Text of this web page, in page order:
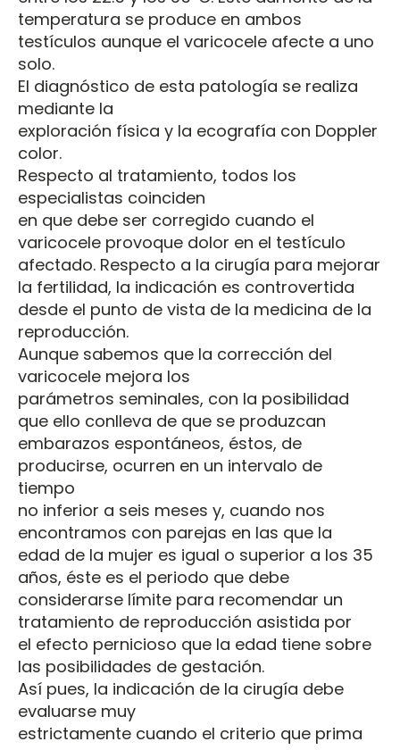
temperatura se produce en ambos
testículos aunque el varicocele afecte a uno
solo.
El diagnóstico de esta patología se realiza
mediante la
exploración física y la ecografía con Doppler
color.
Respecto al tratamiento, todos los
especialistas coinciden
en que debe ser corregido cuando el
varicocele provoque dolor en el testículo
afectado. Respecto a la cirugía para mejorar
la fertilidad, la indicación es controvertida
desde el punto de vista de la medicina de la
reproducción.
Aunque sabemos que la corrección del
varicocele mejora los
parámetros seminales, con la posibilidad
que ello conlleva de que se produzcan
embarazos espontáneos, éstos, de
producirse, ocurren en un intervalo de
tiempo
no inferior a seis meses y, cuando nos
encontramos con parejas en las que la
edad de la mujer es igual o superior a los 35
años, éste es el periodo que debe
considerarse límite para recomendar un
tratamiento de reproducción asistida por
el efecto pernicioso que la edad tiene sobre
las posibilidades de gestación.
Así pues, la indicación de la cirugía debe
evaluarse muy
estrictamente cuando el criterio que prima